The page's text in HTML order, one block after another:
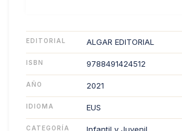
EDITORIAL ALGAR EDITORIAL
ISBN 9788491424512
AÑO 2021
IDIOMA EUS
CATEGORÍA